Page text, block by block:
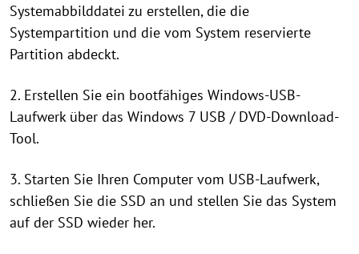
Systemabbilddatei zu erstellen, die die
Systempartition und die vom System reservierte
Partition abdeckt.
2. Erstellen Sie ein bootfähiges Windows-USB-
Laufwerk über das Windows 7 USB / DVD-Download-
Tool.
3. Starten Sie Ihren Computer vom USB-Laufwerk,
schließen Sie die SSD an und stellen Sie das System
auf der SSD wieder her.